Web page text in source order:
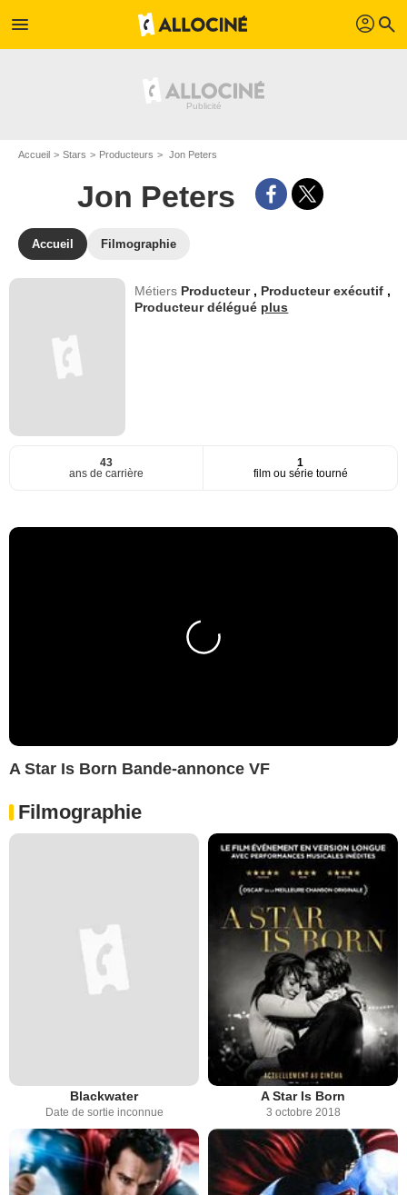
menu profil search
Accueil Stars Producteurs Jon Peters
Jon Peters
Accueil Filmographie
Métiers Producteur , Producteur exécutif ,
Producteur délégué plus
43
ans de carrière
1
film ou série tourné
A Star Is Born Bande-annonce VF
Filmographie
Blackwater
Date de sortie inconnue
A Star Is Born
3 octobre 2018